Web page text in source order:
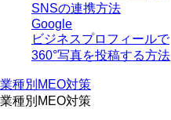
SNSの連携方法
Google
ビジネスプロフィールで
360°写真を投稿する方法
業種別MEO対策
業種別MEO対策